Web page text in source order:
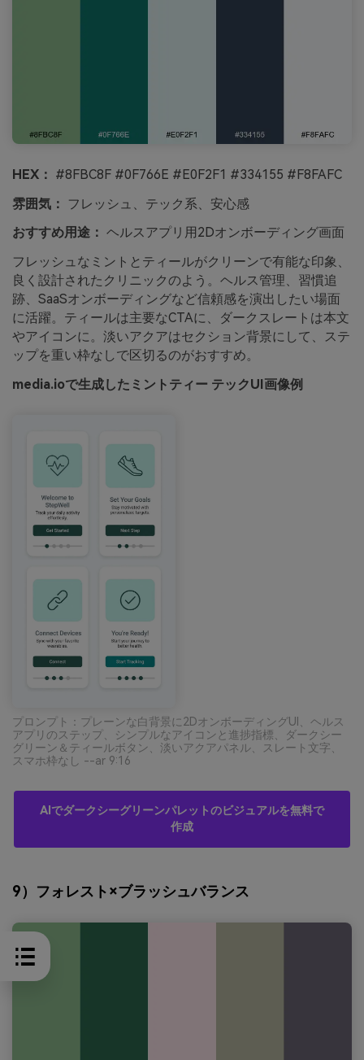
HEX： #8FBC8F #0F766E #E0F2F1 #334155 #F8FAFC
雰囲気：
フレッシュ、テック系、安心感
おすすめ用途： ヘルスアプリ用2Dオンボーディング画面
フレッシュなミントとティールがクリーンで有能な印象、
良く設計されたクリニックのよう。ヘルス管理、習慣追
跡、SaaSオンボーディングなど信頼感を演出したい場面
に活躍。ティールは主要なCTAに、ダークスレートは本文
やアイコンに。淡いアクアはセクション背景にして、ステ
ップを重い枠なしで区切るのがおすすめ。
media.ioで生成したミントティー テックUI画像例
プロンプト：プレーンな白背景に2DオンボーディングUI、ヘルス
アプリのステップ、シンプルなアイコンと進捗指標、ダークシー
グリーン＆ティールボタン、淡いアクアパネル、スレート文字、
スマホ枠なし --ar 9:16
AIでダークシーグリーンパレットのビジュアルを無料で
作成
9）フォレスト×ブラッシュバランス